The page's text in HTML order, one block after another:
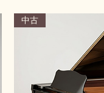
中古